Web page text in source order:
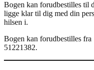
Bogen kan forudbestilles til
ligge klar til dig med din
hilsen i.
Bogen kan forudbestilles fra
51221382.